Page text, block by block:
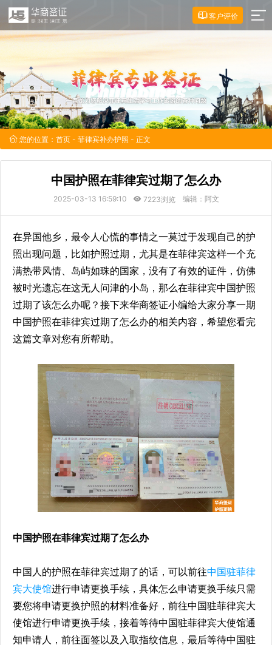
客户评价
您的位置： 首页 - 菲律宾补办护照 - 正文
中国护照在菲律宾过期了怎么办
2025-03-13 16:59:10 7223浏览 编辑：阿文
在异国他乡，最令人心慌的事情之一莫过于发现自己的护
照出现问题，比如护照过期，尤其是在菲律宾这样一个充
满热带风情、岛屿如珠的国家，没有了有效的证件，仿佛
被时光遗忘在这无人问津的小岛，那么在菲律宾中国护照
过期了该怎么办呢？接下来华商签证小编给大家分享一期
中国护照在菲律宾过期了怎么办的相关内容，希望您看完
这篇文章对您有所帮助。
中国护照在菲律宾过期了怎么办
中国人的护照在菲律宾过期了的话，可以前往中国驻菲律
宾大使馆进行申请更换手续，具体怎么申请更换手续只需
要您将申请更换护照的材料准备好，前往中国驻菲律宾大
使馆进行申请更换手续，接着等待中国驻菲律宾大使馆通
知申请人，前往面签以及入取指纹信息，最后等待中国驻